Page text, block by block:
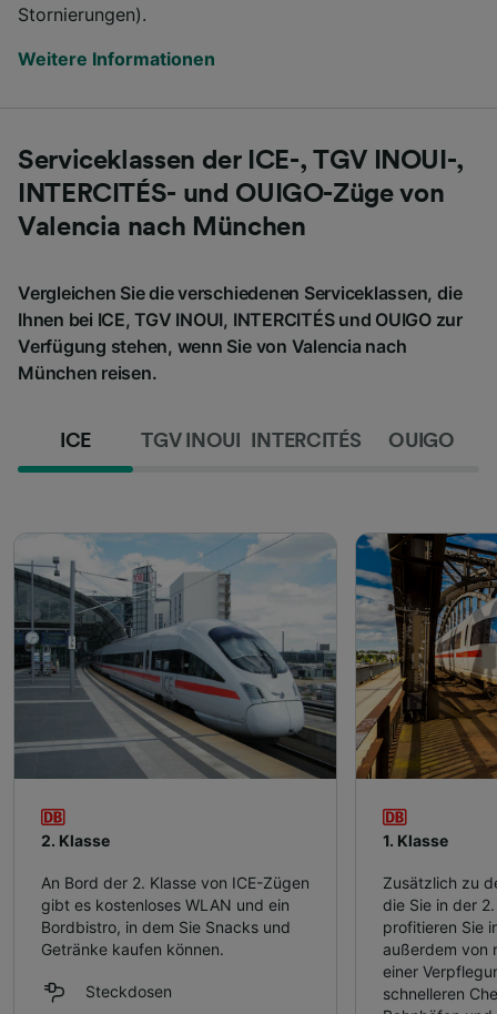
Stornierungen).
Weitere Informationen
Serviceklassen der ICE-, TGV INOUI-,
INTERCITÉS- und OUIGO-Züge von
Valencia nach München
Vergleichen Sie die verschiedenen Serviceklassen, die
Ihnen bei ICE, TGV INOUI, INTERCITÉS und OUIGO zur
Verfügung stehen, wenn Sie von Valencia nach
München reisen.
ICE TGV INOUI INTERCITÉS OUIGO
2. Klasse
An Bord der 2. Klasse von ICE-Zügen
gibt es kostenloses WLAN und ein
Bordbistro, in dem Sie Snacks und
Getränke kaufen können.
Steckdosen
1. Klasse
Zusätzlich zu
die Sie in der
profitieren Sie
außerdem von
einer
schnelleren